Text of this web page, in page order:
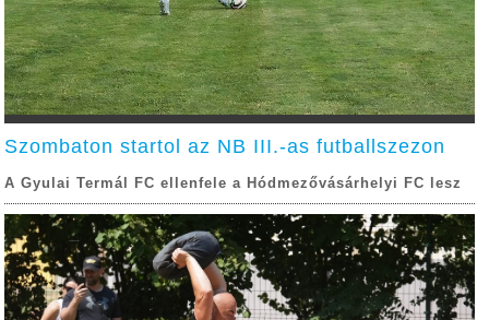
Szombaton startol az NB III.-as futballszezon
A Gyulai Termál FC ellenfele a Hódmezővásárhelyi FC lesz